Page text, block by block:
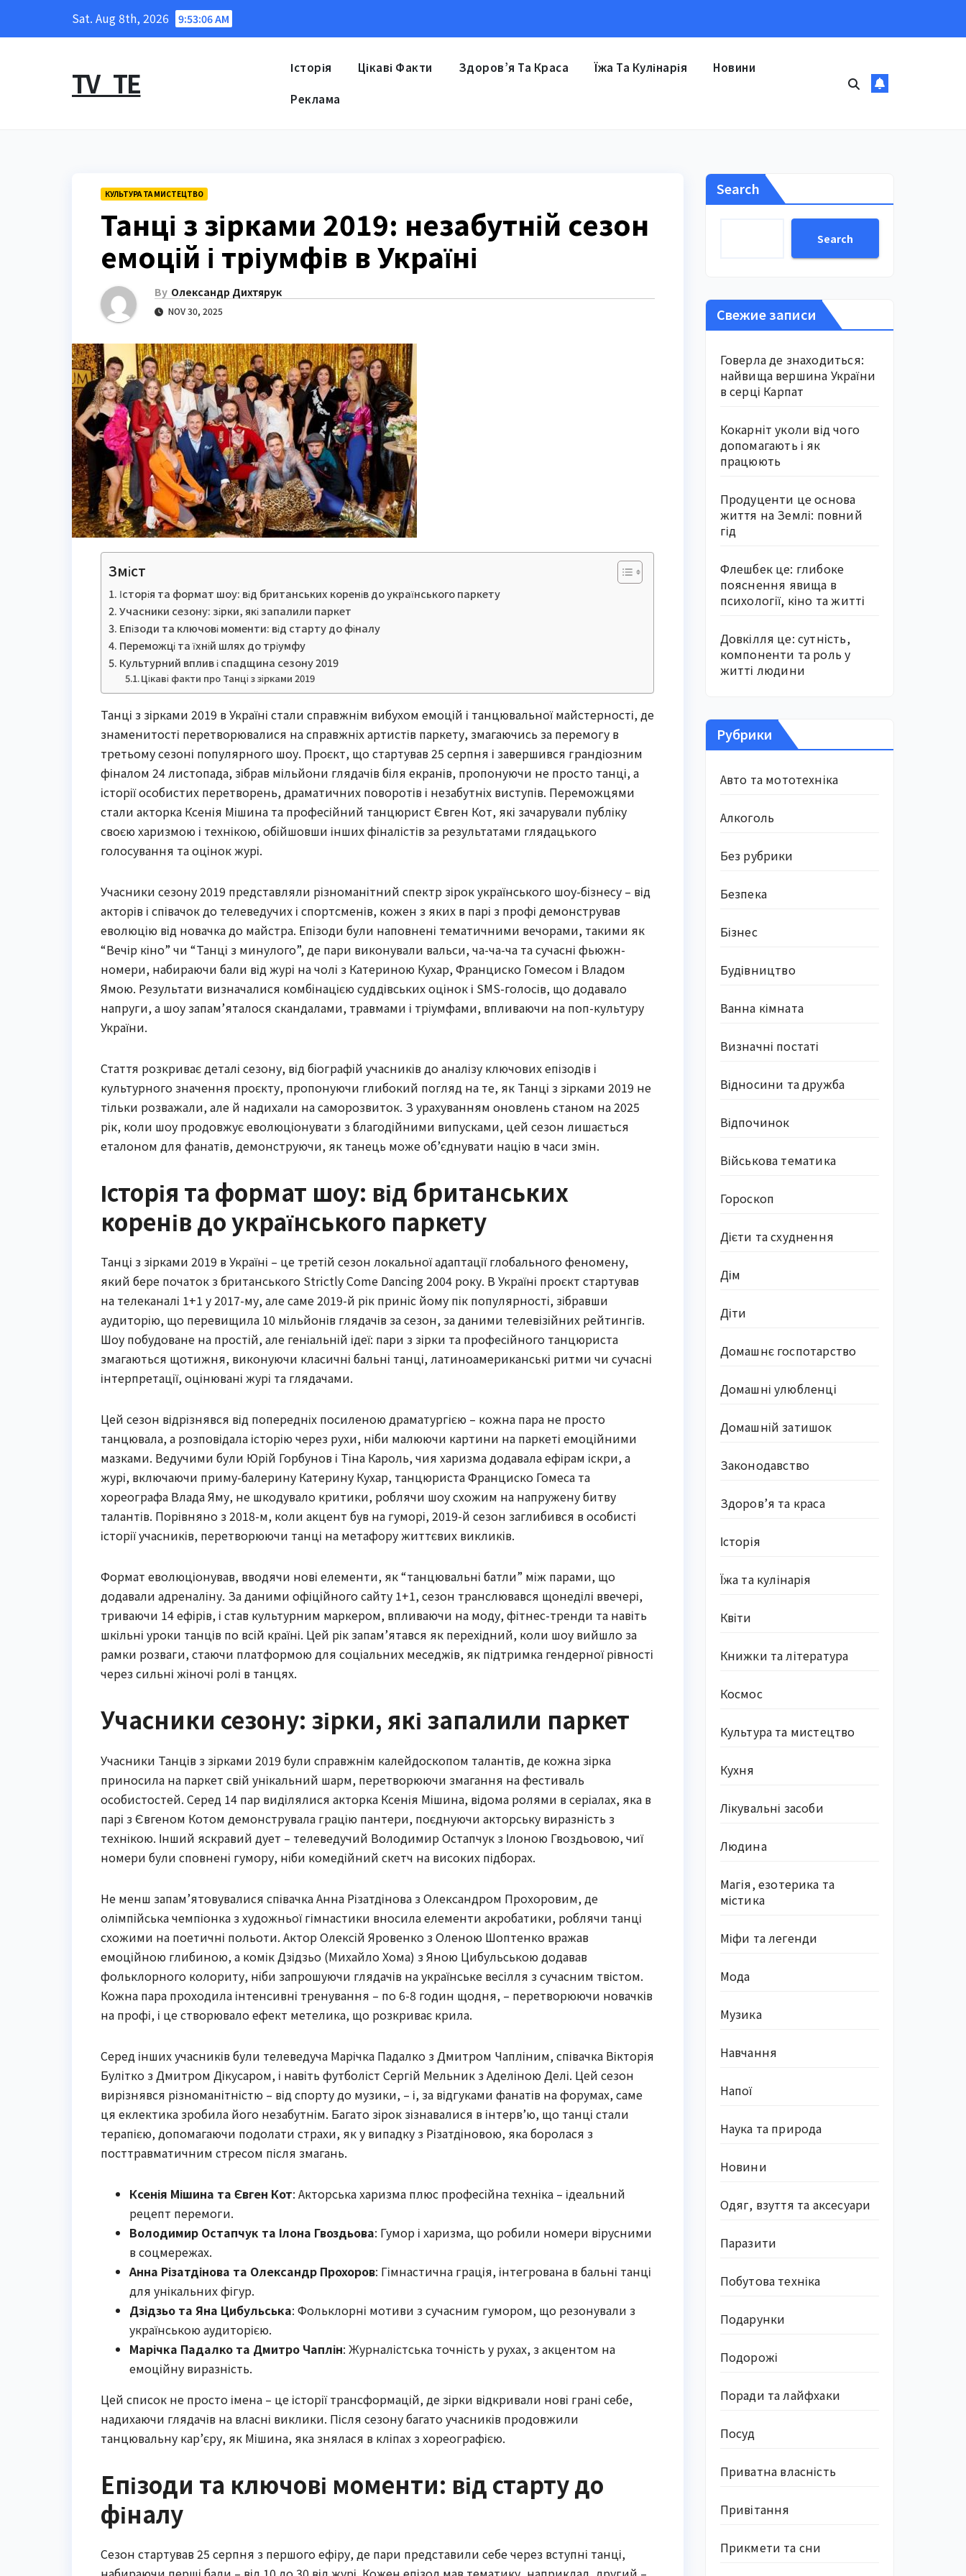
Sat. Aug 8th, 2026 9:53:07 AM
TV_TE Історія Цікаві Факти Здоров’я Та Краса Їжа Та Кулінарія Новини
Реклама
КУЛЬТУРА ТА МИСТЕЦТВО
Танці з зірками 2019: незабутній сезон
емоцій і тріумфів в Україні
By Олександр Дихтярук
NOV 30, 2025
Зміст
Історія та формат шоу: від британських коренів до українського паркету
Учасники сезону: зірки, які запалили паркет
Епізоди та ключові моменти: від старту до фіналу
Переможці та їхній шлях до тріумфу
Культурний вплив і спадщина сезону 2019
Цікаві факти про Танці з зірками 2019
Танці з зірками 2019 в Україні стали справжнім вибухом емоцій і танцювальної майстерності, де
знаменитості перетворювалися на справжніх артистів паркету, змагаючись за перемогу в
третьому сезоні популярного шоу. Проєкт, що стартував 25 серпня і завершився грандіозним
фіналом 24 листопада, зібрав мільйони глядачів біля екранів, пропонуючи не просто танці, а
історії особистих перетворень, драматичних поворотів і незабутніх виступів. Переможцями
стали акторка Ксенія Мішина та професійний танцюрист Євген Кот, які зачарували публіку
своєю харизмою і технікою, обійшовши інших фіналістів за результатами глядацького
голосування та оцінок журі.
Учасники сезону 2019 представляли різноманітний спектр зірок українського шоу-бізнесу – від
акторів і співачок до телеведучих і спортсменів, кожен з яких в парі з профі демонстрував
еволюцію від новачка до майстра. Епізоди були наповнені тематичними вечорами, такими як
“Вечір кіно” чи “Танці з минулого”, де пари виконували вальси, ча-ча-ча та сучасні фьюжн-
номери, набираючи бали від журі на чолі з Катериною Кухар, Франциско Гомесом і Владом
Ямою. Результати визначалися комбінацією суддівських оцінок і SMS-голосів, що додавало
напруги, а шоу запам’яталося скандалами, травмами і тріумфами, впливаючи на поп-культуру
України.
Стаття розкриває деталі сезону, від біографій учасників до аналізу ключових епізодів і
культурного значення проєкту, пропонуючи глибокий погляд на те, як Танці з зірками 2019 не
тільки розважали, але й надихали на саморозвиток. З урахуванням оновлень станом на 2025
рік, коли шоу продовжує еволюціонувати з благодійними випусками, цей сезон лишається
еталоном для фанатів, демонструючи, як танець може об’єднувати націю в часи змін.
Історія та формат шоу: від британських
коренів до українського паркету
Танці з зірками 2019 в Україні – це третій сезон локальної адаптації глобального феномену,
який бере початок з британського Strictly Come Dancing 2004 року. В Україні проєкт стартував
на телеканалі 1+1 у 2017-му, але саме 2019-й рік приніс йому пік популярності, зібравши
аудиторію, що перевищила 10 мільйонів глядачів за сезон, за даними телевізійних рейтингів.
Шоу побудоване на простій, але геніальній ідеї: пари з зірки та професійного танцюриста
змагаються щотижня, виконуючи класичні бальні танці, латиноамериканські ритми чи сучасні
інтерпретації, оцінювані журі та глядачами.
Цей сезон відрізнявся від попередніх посиленою драматургією – кожна пара не просто
танцювала, а розповідала історію через рухи, ніби малюючи картини на паркеті емоційними
мазками. Ведучими були Юрій Горбунов і Тіна Кароль, чия харизма додавала ефірам іскри, а
журі, включаючи приму-балерину Катерину Кухар, танцюриста Франциско Гомеса та
хореографа Влада Яму, не шкодувало критики, роблячи шоу схожим на напружену битву
талантів. Порівняно з 2018-м, коли акцент був на гуморі, 2019-й сезон заглибився в особисті
історії учасників, перетворюючи танці на метафору життєвих викликів.
Формат еволюціонував, вводячи нові елементи, як “танцювальні батли” між парами, що
додавали адреналіну. За даними офіційного сайту 1+1, сезон транслювався щонеділі ввечері,
триваючи 14 ефірів, і став культурним маркером, впливаючи на моду, фітнес-тренди та навіть
шкільні уроки танців по всій країні. Цей рік запам’ятався як перехідний, коли шоу вийшло за
рамки розваги, стаючи платформою для соціальних меседжів, як підтримка гендерної рівності
через сильні жіночі ролі в танцях.
Учасники сезону: зірки, які запалили паркет
Учасники Танців з зірками 2019 були справжнім калейдоскопом талантів, де кожна зірка
приносила на паркет свій унікальний шарм, перетворюючи змагання на фестиваль
особистостей. Серед 14 пар виділялися акторка Ксенія Мішина, відома ролями в серіалах, яка в
парі з Євгеном Котом демонструвала грацію пантери, поєднуючи акторську виразність з
технікою. Інший яскравий дует – телеведучий Володимир Остапчук з Ілоною Гвоздьовою, чиї
номери були сповнені гумору, ніби комедійний скетч на високих підборах.
Не менш запам’ятовувалися співачка Анна Різатдінова з Олександром Прохоровим, де
олімпійська чемпіонка з художньої гімнастики вносила елементи акробатики, роблячи танці
схожими на поетичні польоти. Актор Олексій Яровенко з Оленою Шоптенко вражав
емоційною глибиною, а комік Дзідзьо (Михайло Хома) з Яною Цибульською додавав
фольклорного колориту, ніби запрошуючи глядачів на українське весілля з сучасним твістом.
Кожна пара проходила інтенсивні тренування – по 6-8 годин щодня, – перетворюючи новачків
на профі, і це створювало ефект метелика, що розкриває крила.
Серед інших учасників були телеведуча Марічка Падалко з Дмитром Чапліним, співачка Вікторія
Булітко з Дмитром Дікусаром, і навіть футболіст Сергій Мельник з Аделіною Делі. Цей сезон
вирізнявся різноманітністю – від спорту до музики, – і, за відгуками фанатів на форумах, саме
ця еклектика зробила його незабутнім. Багато зірок зізнавалися в інтерв’ю, що танці стали
терапією, допомагаючи подолати страхи, як у випадку з Різатдіновою, яка боролася з
посттравматичним стресом після змагань.
Ксенія Мішина та Євген Кот: Акторська харизма плюс професійна техніка – ідеальний
рецепт перемоги.
Володимир Остапчук та Ілона Гвоздьова: Гумор і харизма, що робили номери вірусними
в соцмережах.
Анна Різатдінова та Олександр Прохоров: Гімнастична грація, інтегрована в бальні танці
для унікальних фігур.
Дзідзьо та Яна Цибульська: Фольклорні мотиви з сучасним гумором, що резонували з
українською аудиторією.
Марічка Падалко та Дмитро Чаплін: Журналістська точність у рухах, з акцентом на
емоційну виразність.
Цей список не просто імена – це історії трансформацій, де зірки відкривали нові грані себе,
надихаючи глядачів на власні виклики. Після сезону багато учасників продовжили
танцювальну кар’єру, як Мішина, яка знялася в кліпах з хореографією.
Епізоди та ключові моменти: від старту до
фіналу
Сезон стартував 25 серпня з першого ефіру, де пари представили себе через вступні танці,
Search
Search
Свежие записи
Говерла де знаходиться:
найвища вершина України
в серці Карпат
Кокарніт уколи від чого
допомагають і як
працюють
Продуценти це основа
життя на Землі: повний
гід
Флешбек це: глибоке
пояснення явища в
психології, кіно та житті
Довкілля це: сутність,
компоненти та роль у
житті людини
Рубрики
Авто та мототехніка
Алкоголь
Без рубрики
Безпека
Бізнес
Будівництво
Ванна кімната
Визначні постаті
Відносини та дружба
Відпочинок
Військова тематика
Гороскоп
Дієти та схуднення
Дім
Діти
Домашнє госпотарство
Домашні улюбленці
Домашній затишок
Законодавство
Здоров’я та краса
Історія
Їжа та кулінарія
Квіти
Книжки та література
Космос
Культура та мистецтво
Кухня
Лікувальні засоби
Людина
Магія, езотерика та
містика
Міфи та легенди
Мода
Музика
Навчання
Напої
Наука та природа
Новини
Одяг, взуття та аксесуари
Паразити
Побутова техніка
Подарунки
Подорожі
Поради та лайфхаки
Посуд
Приватна власність
Привітання
Прикмети та сни